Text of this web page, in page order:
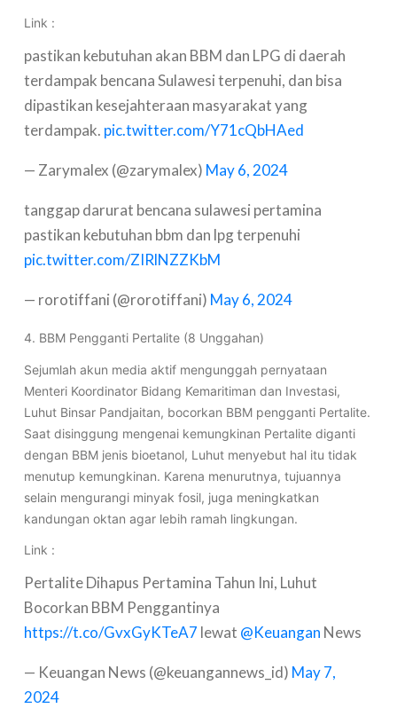
Link :
pastikan kebutuhan akan BBM dan LPG di daerah
terdampak bencana Sulawesi terpenuhi, dan bisa
dipastikan kesejahteraan masyarakat yang
terdampak. pic.twitter.com/Y71cQbHAed
— Zarymalex (@zarymalex) May 6, 2024
tanggap darurat bencana sulawesi pertamina
pastikan kebutuhan bbm dan lpg terpenuhi
pic.twitter.com/ZIRlNZZKbM
— rorotiffani (@rorotiffani) May 6, 2024
4. BBM Pengganti Pertalite (8 Unggahan)
Sejumlah akun media aktif mengunggah pernyataan
Menteri Koordinator Bidang Kemaritiman dan Investasi,
Luhut Binsar Pandjaitan, bocorkan BBM pengganti Pertalite.
Saat disinggung mengenai kemungkinan Pertalite diganti
dengan BBM jenis bioetanol, Luhut menyebut hal itu tidak
menutup kemungkinan. Karena menurutnya, tujuannya
selain mengurangi minyak fosil, juga meningkatkan
kandungan oktan agar lebih ramah lingkungan.
Link :
Pertalite Dihapus Pertamina Tahun Ini, Luhut
Bocorkan BBM Penggantinya
https://t.co/GvxGyKTeA7 lewat @Keuangan News
— Keuangan News (@keuangannews_id) May 7,
2024